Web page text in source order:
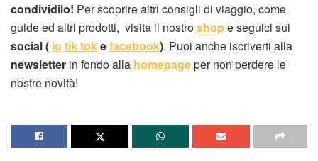
condividilo! Per scoprire altri consigli di viaggio, come
guide ed altri prodotti, visita il nostroshope seguici sui
social ( ig tik tokefacebook). Puoi anche iscriverti alla
newsletter in fondo alla homepageper non perdere le
nostre novità!